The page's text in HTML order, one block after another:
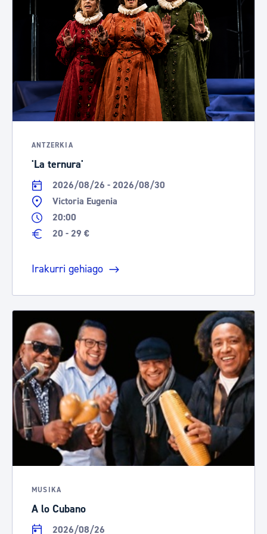
ANTZERKIA
'La ternura'
2026/08/26 - 2026/08/30
Victoria Eugenia
20:00
20 - 29 €
Irakurri gehiago
MUSIKA
A lo Cubano
2026/08/26